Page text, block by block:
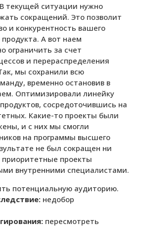
В текущей ситуации нужно
сокращений. Это позволит
и конкурентность вашего
А вот наем
ограничить за счет
и перераспределения
мы сохранили всю
временно остановив в
Оптимизировали линейку
сосредоточившись на
Какие-то проекты были
и с них мы смогли
на программы высшего
не был сокращен ни
приоритетные проекты
внутренними специалистами.
потенциальную аудиторию.
недобор
пересмотреть